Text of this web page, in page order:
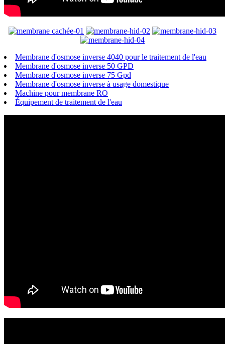
Membrane d'osmose inverse 4040 pour le traitement de l'eau
Membrane d'osmose inverse 50 GPD
Membrane d'osmose inverse 75 Gpd
Membrane d'osmose inverse à usage domestique
Machine pour membrane RO
Équipement de traitement de l'eau